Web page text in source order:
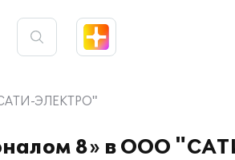
ЭЛЕКТРО"
8» в ООО